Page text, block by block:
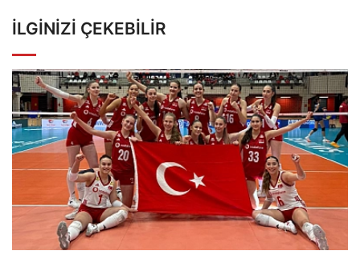
İLGINIZI ÇEKEBILIR